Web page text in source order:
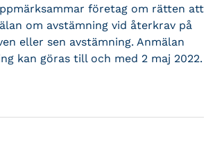
företag om rätten att
om avstämning vid återkrav på
eller sen avstämning. Anmälan
kan göras till och med 2 maj 2022.